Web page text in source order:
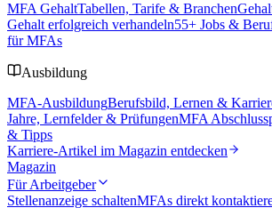
MFA GehaltTabellen, Tarife & Branchen
Gehalt erfolgreich verhandeln55+ Jobs &
für MFAs
Ausbildung
MFA-AusbildungBerufsbild, Lernen &
Jahre, Lernfelder & PrüfungenMFA
& Tipps
Karriere-Artikel im Magazin entdecken
Magazin
Für Arbeitgeber
Stellenanzeige schaltenMFAs direkt